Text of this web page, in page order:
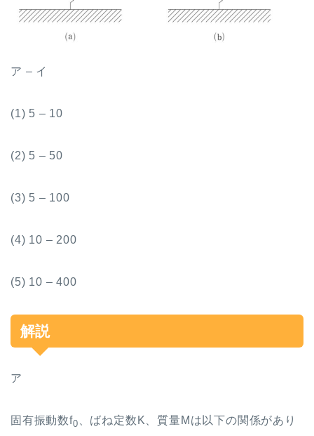
ア – イ
(1) 5 – 10
(2) 5 – 50
(3) 5 – 100
(4) 10 – 200
(5) 10 – 400
解説
ア
固有振動数f0 、ばね定数 K 、質量M は以下の関係があり